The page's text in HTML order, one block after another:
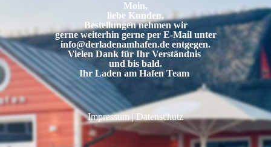
Moin,
liebe Kunden,
Bestellungen nehmen wir
gerne weiterhin gerne per E-Mail unter
info@derladenamhafen.de entgegen.
Vielen Dank für Ihr Verständnis
und bis bald.
Ihr Laden am Hafen Team
Impressum | Datenschutz